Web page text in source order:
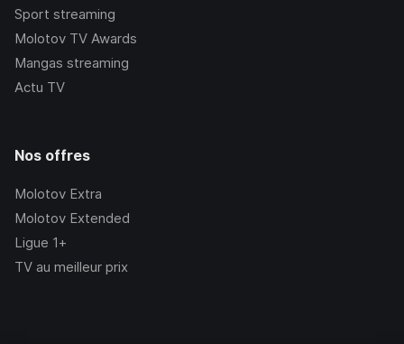
Sport streaming
Molotov TV Awards
Mangas streaming
Actu TV
Nos offres
Molotov Extra
Molotov Extended
Ligue 1+
TV au meilleur prix